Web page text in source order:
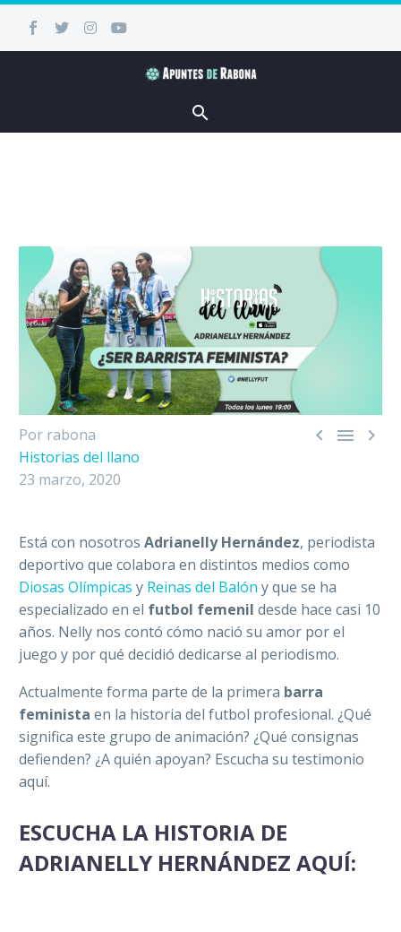
  
Por rabona
Historias del llano
23 marzo, 2020
Está con nosotros Adrianelly Hernández, periodista
deportivo que colabora en distintos medios como
Diosas Olímpicas y Reinas del Balón y que se ha
especializado en el futbol femenil desde hace casi 10
años. Nelly nos contó cómo nació su amor por el
juego y por qué decidió dedicarse al periodismo.
Actualmente forma parte de la primera barra
feminista en la historia del futbol profesional. ¿Qué
significa este grupo de animación? ¿Qué consignas
defienden? ¿A quién apoyan? Escucha su testimonio
aquí.
ESCUCHA LA HISTORIA DE
ADRIANELLY HERNÁNDEZ AQUÍ: